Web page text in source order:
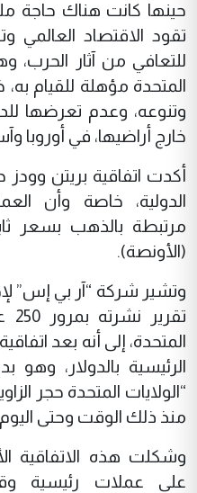
حينها كانت هناك حاجة
تقود الاقتصاد العالمي
للتعافي من آثار الحرب،
المتحدة مؤهلة للقيام
وتنوعه، وعدم تعرضها
خارج أراضيها، في أوروبا
أكدت اتفاقية بريتن وودز
الدولية، خاصة وأن
(الأونصة).
وتشير شركة “آر بي إس”
المتحدة، إلى أنه بعد
الرئيسية بالدولار،
“الولايات المتحدة حجر
منذ ذلك الوقت وحتى
وشكلت هذه الاتفاقية
على عملات رئيسية